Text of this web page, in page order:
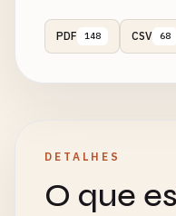
PDF 148 CSV 68
DETALHES
O que